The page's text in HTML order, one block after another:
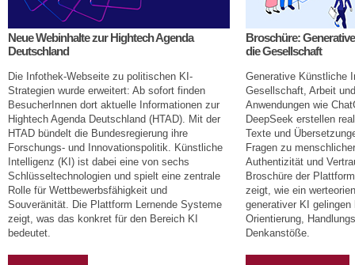
Neue Webinhalte zur Hightech Agenda
Deutschland
Die Infothek-Webseite zu politischen KI-
Strategien wurde erweitert: Ab sofort finden
BesucherInnen dort aktuelle Informationen zur
Hightech Agenda Deutschland (HTAD). Mit der
HTAD bündelt die Bundesregierung ihre
Forschungs- und Innovationspolitik. Künstliche
Intelligenz (KI) ist dabei eine von sechs
Schlüsseltechnologien und spielt eine zentrale
Rolle für Wettbewerbsfähigkeit und
Souveränität. Die Plattform Lernende Systeme
zeigt, was das konkret für den Bereich KI
bedeutet.
Broschüre:
die Gesellschaft
Generative Künstliche
Gesellschaft, Arbeit
Anwendungen wie
DeepSeek erstellen
Texte und
Fragen zu
Authentizität und
Broschüre der
zeigt, wie ein
generativer KI gelingen
Orientierung,
Denkanstöße.